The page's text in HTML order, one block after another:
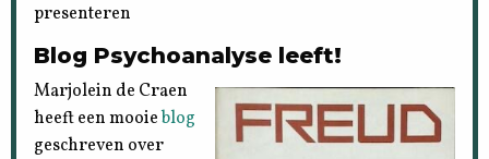
presenteren
Blog Psychoanalyse leeft!
Marjolein de Craen
heeft een mooieblog
geschreven over